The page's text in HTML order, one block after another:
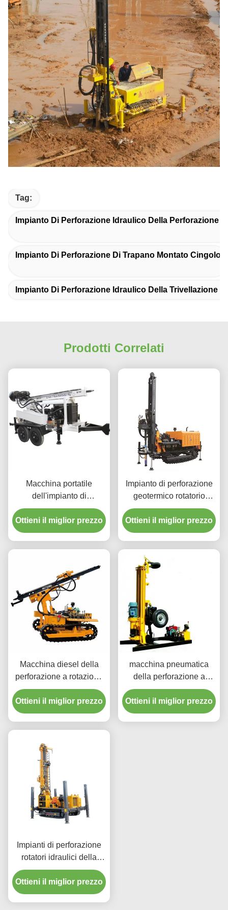
Tag:
Impianto Di Perforazione Idraulico Della Perforazione
Impianto Di Perforazione Di Trapano Montato Cingolo
Impianto Di Perforazione Idraulico Della Trivellazione
Prodotti Correlati
Macchina portatile
dell'impianto di
perforazione della
trivellazione dell'acqua
montata rimorchio
Ottieni il miglior prezzo
Impianto di perforazione
geotermico rotatorio
diesel portatile della
trivellazione dell'acqua
Ottieni il miglior prezzo
Macchina diesel della
perforazione a rotazione
del pozzo d'acqua di
potere 30m
Ottieni il miglior prezzo
macchina pneumatica
della perforazione a
rotazione del pozzo
d'acqua di profondità di
150m
Ottieni il miglior prezzo
Impianti di perforazione
rotatori idraulici della
trivellazione dell'acqua
montati cingolo
Ottieni il miglior prezzo